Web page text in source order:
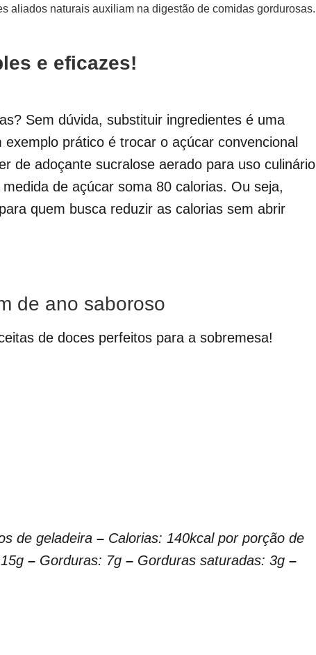
aliados naturais auxiliam na digestão de comidas gordurosas.
e eficazes!
Sem dúvida, substituir ingredientes é uma
prático é trocar o açúcar convencional
de adoçante sucralose aerado para uso culinário
de açúcar soma 80 calorias. Ou seja,
quem busca reduzir as calorias sem abrir
de ano saboroso
de doces perfeitos para a sobremesa!
de geladeira – Calorias: 140kcal por porção de
– Gorduras: 7g – Gorduras saturadas: 3g –